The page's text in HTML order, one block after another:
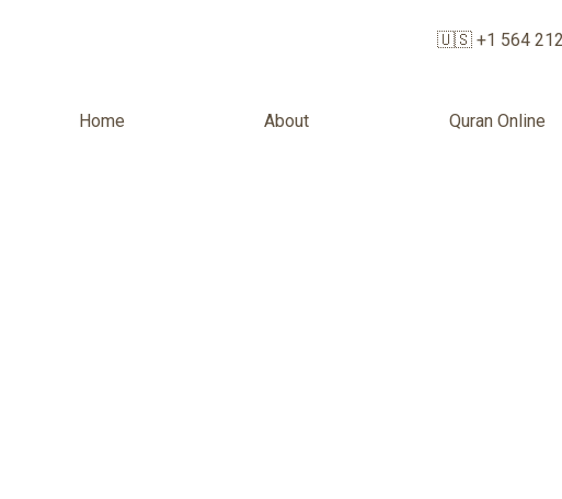
🇺🇸 +1 564
Home About Quran Online